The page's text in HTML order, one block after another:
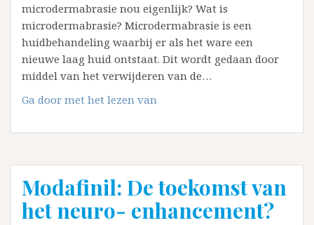
microdermabrasie nou eigenlijk? Wat is
microdermabrasie? Microdermabrasie is een
huidbehandeling waarbij er als het ware een
nieuwe laag huid ontstaat. Dit wordt gedaan door
middel van het verwijderen van de…
Ga door met het lezen van
voor
is
het?
Modafinil: De toekomst van
het neuro- enhancement?